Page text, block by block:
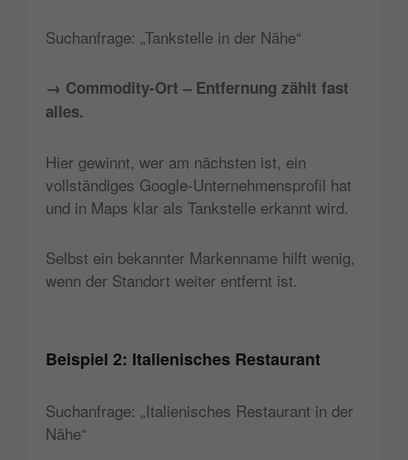
Suchanfrage: „Tankstelle in der Nähe“
→ Commodity-Ort – Entfernung zählt fast
alles.
Hier gewinnt, wer am nächsten ist, ein
vollständiges Google-Unternehmensprofil hat
und in Maps klar als Tankstelle erkannt wird.
Selbst ein bekannter Markenname hilft wenig,
wenn der Standort weiter entfernt ist.
Beispiel 2: Italienisches Restaurant
Suchanfrage: „Italienisches Restaurant in der
Nähe“